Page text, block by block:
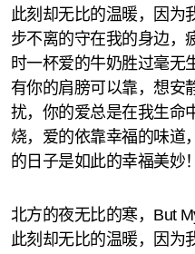
此刻却无比的温暖，因为
步不离的守在我的身边，
时一杯爱的牛奶胜过毫无
有你的肩膀可以靠，想安
扰，你的爱总是在我生命
烧，爱的依靠幸福的味道
的日子是如此的幸福美妙！
北方的夜无比的寒，But
此刻却无比的温暖，因为